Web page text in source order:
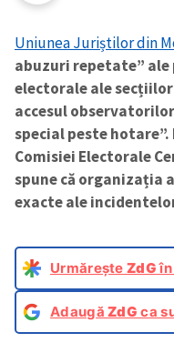
Uniunea Juriștilor din
abuzuri repetate”
electorale ale secțiilor
accesul
special peste
Comisiei Electorale
spune că organizația
exacte ale
Urmărește ZdGîn
AdaugăZdG ca